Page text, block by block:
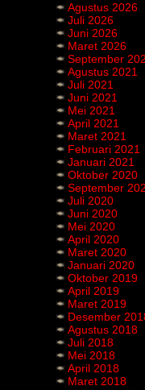
Agustus 2026
Juli 2026
Juni 2026
Maret 2026
September
Agustus 2021
Juli 2021
Juni 2021
Mei 2021
April 2021
Maret 2021
Februari 2021
Januari 2021
Oktober 2020
September
Juli 2020
Juni 2020
Mei 2020
April 2020
Maret 2020
Januari 2020
Oktober 2019
April 2019
Maret 2019
Desember
Agustus 2018
Juli 2018
Mei 2018
April 2018
Maret 2018